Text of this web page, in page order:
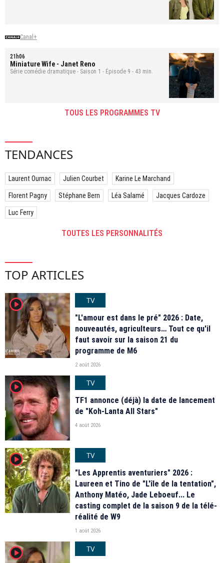
Canal+
21h06
Miniature Wife - Janet Reno
Série comédie dramatique - Saison 1 - Épisode 9 - 43 min.
TOUS LES PROGRAMMES TV
TENDANCES
Laurent Ournac Julien Courbet Karine Le Marchand
Florent Pagny Stéphane Bern Léa Salamé Jacques Cardoze
Luc Ferry
TOUTES LES PERSONNALITÉS
TOP ARTICLES
player2
TV
"L'amour est dans le pré" 2026 : Date,
nouveautés, agriculteurs… Tout ce qu'il
faut savoir sur la saison 21 du
programme de M6
2 août 2026
player2
TV
TF1 annonce (déjà) la date de lancement
de "Koh-Lanta All Stars"
4 août 2026
player2
TV
"Les Apprentis aventuriers" 2026 :
Laureen et Tino de "L'île de la tentation",
Anthony Matéo, Jade Leboeuf... Le
casting complet de la saison 9 de la télé-
réalité de W9
1 août 2026
player2
TV